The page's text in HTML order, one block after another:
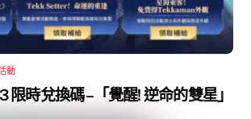
動
限時兌換碼 –「覺醒! 逆命的雙星」